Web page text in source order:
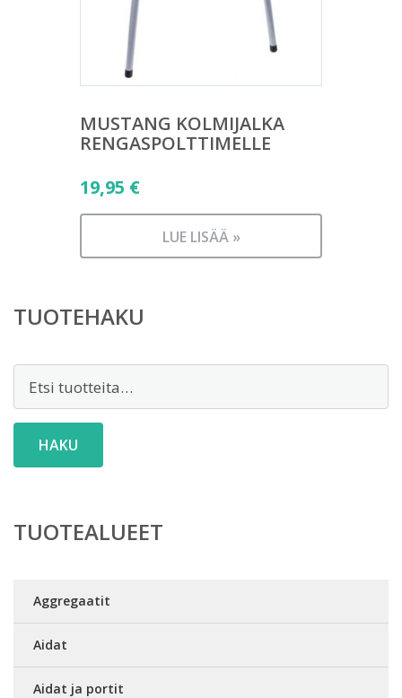
MUSTANG KOLMIJALKA
RENGASPOLTTIMELLE
19,95 €
LUE LISÄÄ »
TUOTEHAKU
HAKU
TUOTEALUEET
Aggregaatit
Aidat
Aidat ja portit